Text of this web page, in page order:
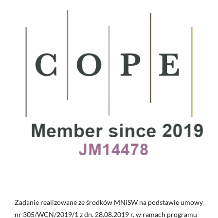
Zadanie realizowane ze środków MNiSW na podstawie umowy
nr 305/WCN/2019/1 z dn. 28.08.2019 r. w ramach programu